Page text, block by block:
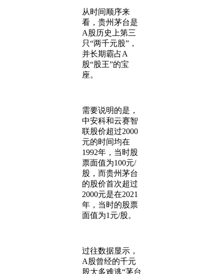
从时间顺序来
看，贵州茅台是
A股历史上第三
只“两千元股”，
并长期霸占A
股“股王”的宝
座。
需要说明的是，
中安科和云赛智
联股价超过2000
元的时间均在
1992年，当时股
票面值为100元/
股，而贵州茅台
的股价首次超过
2000元是在2021
年，当时的股票
面值为1元/股。
过往数据显示，
A股曾经的千元
股大多难逃“茅台